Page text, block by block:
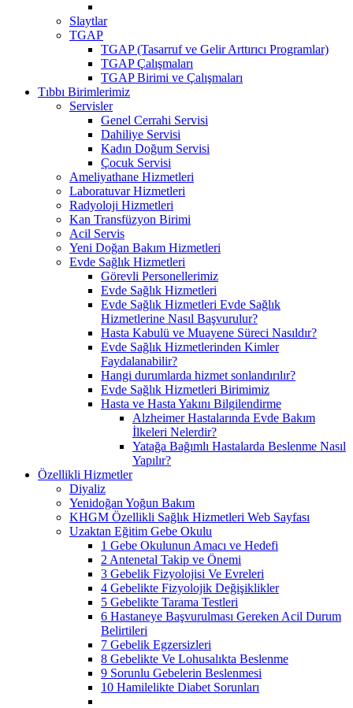
Slaytlar
TGAP
TGAP (Tasarruf ve Gelir Arttırıcı Programlar)
TGAP Çalışmaları
TGAP Birimi ve Çalışmaları
Tıbbı Birimlerimiz
Servisler
Genel Cerrahi Servisi
Dahiliye Servisi
Kadın Doğum Servisi
Çocuk Servisi
Ameliyathane Hizmetleri
Laboratuvar Hizmetleri
Radyoloji Hizmetleri
Kan Transfüzyon Birimi
Acil Servis
Yeni Doğan Bakım Hizmetleri
Evde Sağlık Hizmetleri
Görevli Personellerimiz
Evde Sağlık Hizmetleri
Evde Sağlık Hizmetleri Evde Sağlık
Hizmetlerine Nasıl Başvurulur?
Hasta Kabulü ve Muayene Süreci Nasıldır?
Evde Sağlık Hizmetlerinden Kimler
Faydalanabilir?
Hangi durumlarda hizmet sonlandırılır?
Evde Sağlık Hizmetleri Birimimiz
Hasta ve Hasta Yakını Bilgilendirme
Alzheimer Hastalarında Evde Bakım
İlkeleri Nelerdir?
Yatağa Bağımlı Hastalarda Beslenme Nasıl
Yapılır?
Özellikli Hizmetler
Diyaliz
Yenidoğan Yoğun Bakım
KHGM Özellikli Sağlık Hizmetleri Web Sayfası
Uzaktan Eğitim Gebe Okulu
1 Gebe Okulunun Amacı ve Hedefi
2 Antenetal Takip ve Önemi
3 Gebelik Fizyolojisi Ve Evreleri
4 Gebelikte Fizyolojik Değişiklikler
5 Gebelikte Tarama Testleri
6 Hastaneye Başvurulması Gereken Acil Durum
Belirtileri
7 Gebelik Egzersizleri
8 Gebelikte Ve Lohusalıkta Beslenme
9 Sorunlu Gebelerin Beslenmesi
10 Hamilelikte Diabet Sorunları